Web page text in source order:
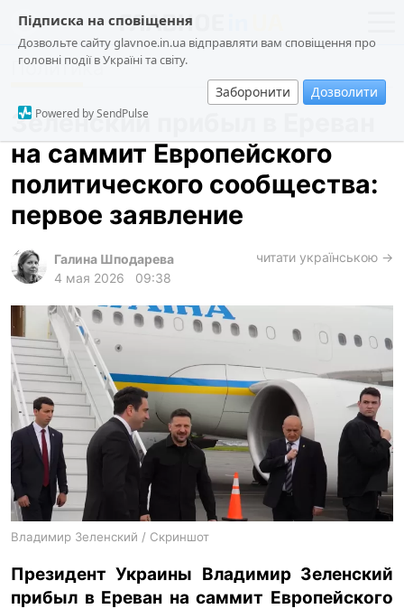
Підписка на сповіщення
Дозвольте сайту glavnoe.in.ua відправляти вам сповіщення про
головні події в Україні та світу.
Заборонити Дозволити
Powered by SendPulse
новости
о проекте
общество
происшествия
криминал
техно
харьков
gambling
ua ru en
Политика
Зеленский прибыл в Ереван
на саммит Европейского
политического сообщества:
первое заявление
Галина Шподарева
4 мая 2026
09:38
читати українською →
Владимир Зеленский / Скриншот
Президент Украины Владимир Зеленский
прибыл в Ереван на саммит Европейского